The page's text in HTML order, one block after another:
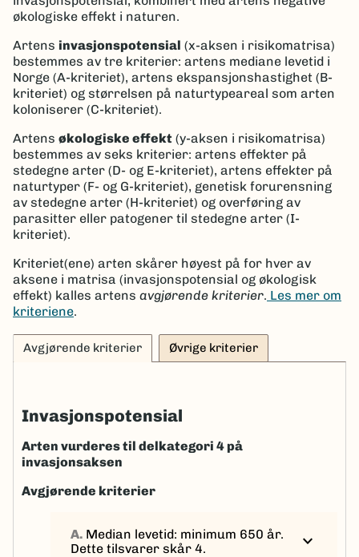
økologiske effekt i naturen.
Artens invasjonspotensial (x-aksen i risikomatrisa)
bestemmes av tre kriterier: artens mediane levetid i
Norge (A-kriteriet), artens ekspansjonshastighet (B-
kriteriet) og størrelsen på naturtypeareal som arten
koloniserer (C-kriteriet).
Artens økologiske effekt (y-aksen i risikomatrisa)
bestemmes av seks kriterier: artens effekter på
stedegne arter (D- og E-kriteriet), artens effekter på
naturtyper (F- og G-kriteriet), genetisk forurensning
av stedegne arter (H-kriteriet) og overføring av
parasitter eller patogener til stedegne arter (I-
kriteriet).
Kriteriet(ene) arten skårer høyest på for hver av
aksene i matrisa (invasjonspotensial og økologisk
effekt) kalles artens avgjørende kriterier. Les mer om
kriteriene.
Avgjørende kriterier Øvrige kriterier
Invasjonspotensial
Arten vurderes til delkategori 4 på
invasjonsaksen
Avgjørende kriterier
A. Median levetid: minimum 650 år.
Dette tilsvarer skår 4.
expand_more